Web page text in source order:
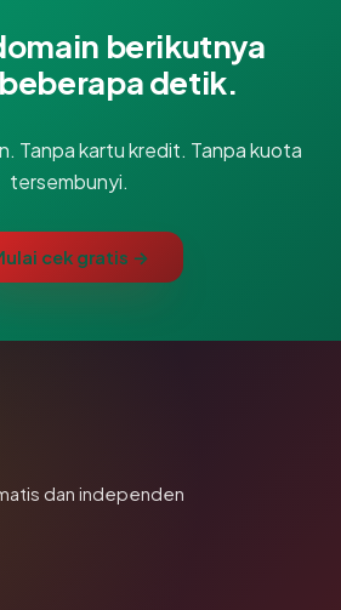
berikutnya
detik.
Tanpa kartu kredit. Tanpa kuota
tersembunyi.
cek gratis →
dan independen